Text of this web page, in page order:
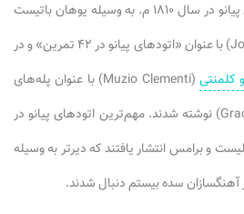
نخستین مجموعه‌های اتودهای پیانو در سال ۱۸۱۰ م. به وسیله یوهان باتیست
کرامر (Johann Baptist Cramer) با عنوان «اتودهای پیانو در ۴۲ تمرین» و در
کلمنتی
(Muzio Clementi) با عنوان پله‌های
پارناسوم (Gradus ad Parnasum) نوشته شدند. مهم‌ترین اتودهای پیانو در
و برامس انتشار یافتند که دیرتر به وسیله
آهنگسازان سده بیستم دنبال شدند.